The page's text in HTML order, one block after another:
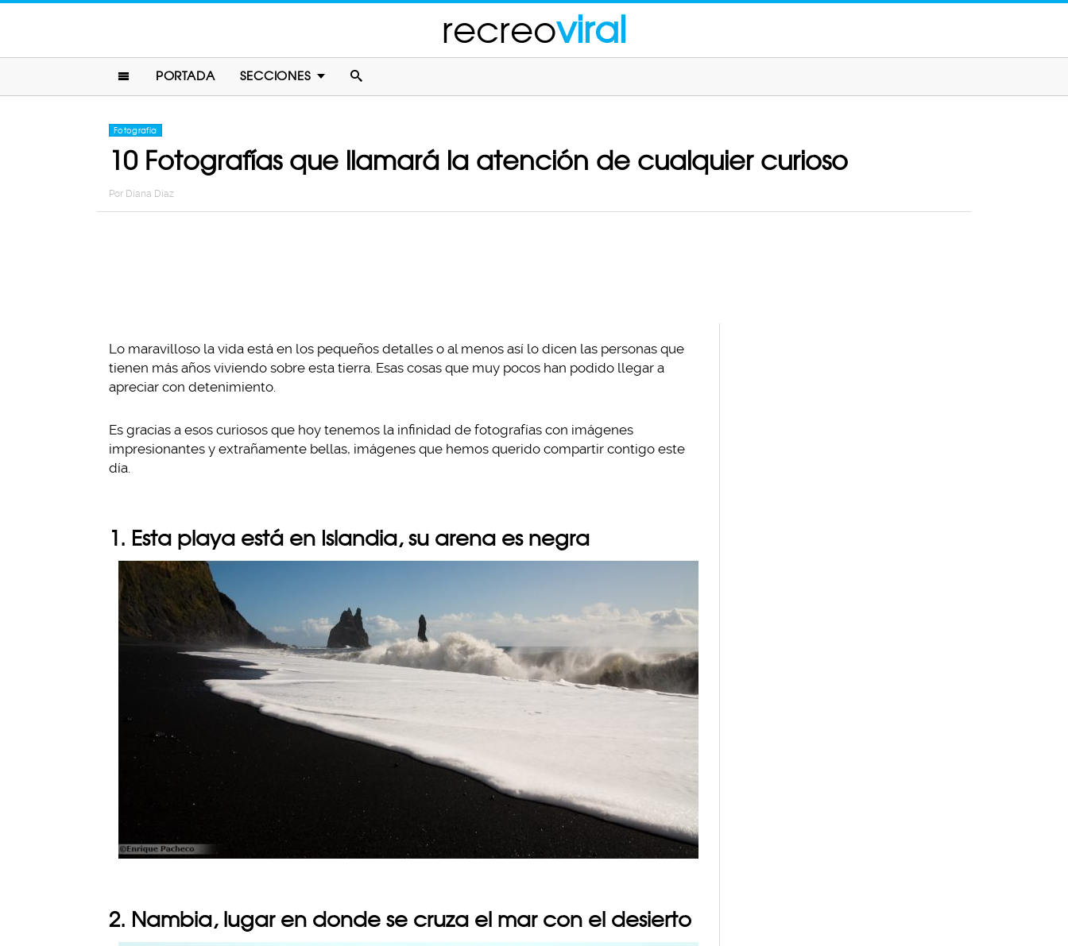
recreoviral
PORTADA SECCIONES
Fotografia
10 Fotografías que llamará la atención de cualquier curioso
Por Diana Diaz
Lo maravilloso la vida está en los pequeños detalles o al menos así lo dicen las personas que
tienen más años viviendo sobre esta tierra. Esas cosas que muy pocos han podido llegar a
apreciar con detenimiento.
Es gracias a esos curiosos que hoy tenemos la infinidad de fotografías con imágenes
impresionantes y extrañamente bellas, imágenes que hemos querido compartir contigo este
día.
1. Esta playa está en Islandia, su arena es negra
2. Nambia, lugar en donde se cruza el mar con el desierto